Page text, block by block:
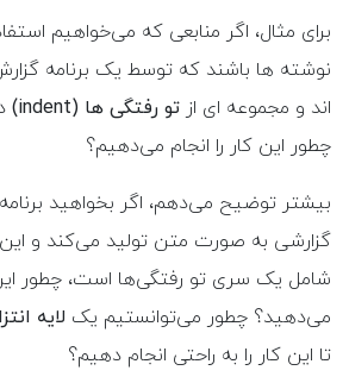
برای مثال، اگر منابعی که می‌خواهیم
نوشته ها باشند که توسط یک برنامه
اند و مجموعه ای از تو رفتگی ها (indent)
چطور این کار را انجام می‌دهیم؟
بیشتر توضیح می‌دهم، اگر بخواهید
گزارشی به صورت متن تولید می‌کند و
شامل یک سری تو رفتگی‌ها است، چطور این
می‌دهید؟ چطور می‌توانستیم یک لایه
تا این کار را به راحتی انجام دهیم؟